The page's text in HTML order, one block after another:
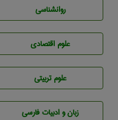
روانشناسی
علوم اقتصادی
علوم تربيتی
زبان و ادبيات فارسی